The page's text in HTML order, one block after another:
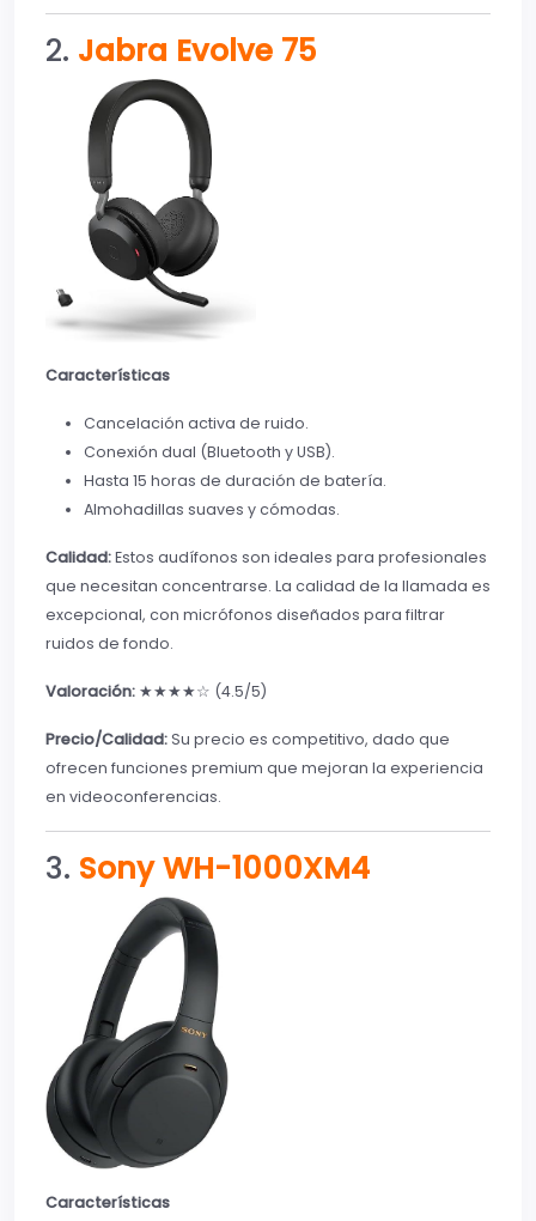
2. Jabra Evolve 75
Características
Cancelación activa de ruido.
Conexión dual (Bluetooth y USB).
Hasta 15 horas de duración de batería.
Almohadillas suaves y cómodas.
Calidad:Estos audífonos son ideales para profesionales
que necesitan concentrarse. La calidad de la llamada es
excepcional, con micrófonos diseñados para filtrar
ruidos de fondo.
Valoración: ★★★★☆ (4.5/5)
Precio/Calidad:Su precio es competitivo, dado que
ofrecen funciones premium que mejoran la experiencia
en videoconferencias.
3. Sony WH-1000XM4
Características